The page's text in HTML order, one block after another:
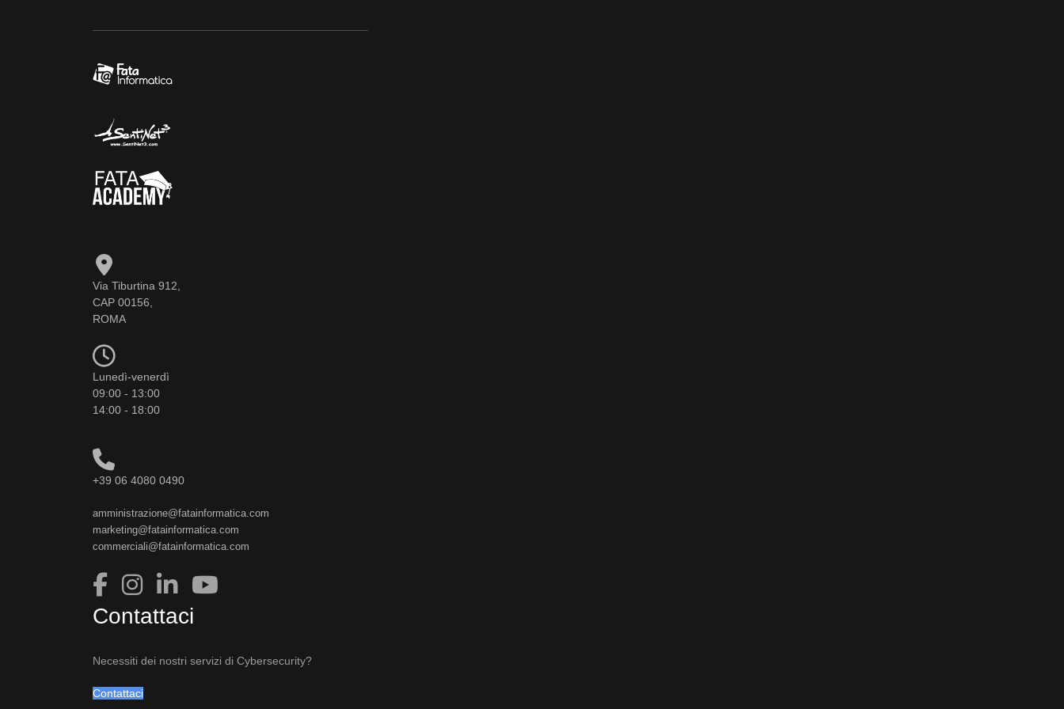
Via Tiburtina 912,
CAP 00156,
ROMA
Lunedì-venerdì
09:00 - 13:00
14:00 - 18:00
+39 06 4080 0490
amministrazione@fatainformatica.com
marketing@fatainformatica.com
commerciali@fatainformatica.com
Contattaci
Necessiti dei nostri servizi di Cybersecurity?
Contattaci